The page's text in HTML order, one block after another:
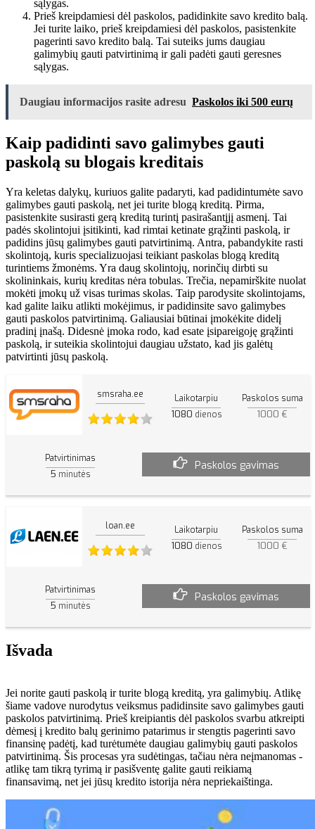
sąlygas.
Prieš kreipdamiesi dėl paskolos, padidinkite savo kredito balą.
Jei turite laiko, prieš kreipdamiesi dėl paskolos, pasistenkite
pagerinti savo kredito balą. Tai suteiks jums daugiau
galimybių gauti patvirtinimą ir gali padėti gauti geresnes
sąlygas.
Daugiau informacijos rasite adresu Paskolos iki 500 eurų
Kaip padidinti savo galimybes gauti
paskolą su blogais kreditais
Yra keletas dalykų, kuriuos galite padaryti, kad padidintumėte savo
galimybes gauti paskolą, net jei turite blogą kreditą. Pirma,
pasistenkite susirasti gerą kreditą turintį pasirašantįjį asmenį. Tai
padės skolintojui įsitikinti, kad rimtai ketinate grąžinti paskolą, ir
padidins jūsų galimybes gauti patvirtinimą. Antra, pabandykite rasti
skolintoją, kuris specializuojasi teikiant paskolas blogą kreditą
turintiems žmonėms. Yra daug skolintojų, norinčių dirbti su
skolininkais, kurių kreditas nėra tobulas. Trečia, nepamirškite nuolat
mokėti įmokų už visas turimas skolas. Taip parodysite skolintojams,
kad galite laiku atlikti mokėjimus, ir padidinsite savo galimybes
gauti paskolos patvirtinimą. Galiausiai būtinai įmokėkite didelį
pradinį įnašą. Didesnė įmoka rodo, kad esate įsipareigoję grąžinti
paskolą, ir suteikia skolintojui daugiau užstato, kad jis galėtų
patvirtinti jūsų paskolą.
smsraha.ee Laikotarpiu
1080 dienos
Paskolos suma
1000 €
Patvirtinimas
5 minutės
Paskolos gavimas
loan.ee Laikotarpiu
1080 dienos
Paskolos suma
1000 €
Patvirtinimas
5 minutės
Paskolos gavimas
Išvada
Jei norite gauti paskolą ir turite blogą kreditą, yra galimybių. Atlikę
šiame vadove nurodytus veiksmus padidinsite savo galimybes gauti
paskolos patvirtinimą. Prieš kreipiantis dėl paskolos svarbu atkreipti
dėmesį į kredito balų gerinimo patarimus ir stengtis pagerinti savo
finansinę padėtį, kad turėtumėte daugiau galimybių gauti paskolos
patvirtinimą. Šis procesas yra sudėtingas, tačiau nėra neįmanomas -
atlikę tam tikrą tyrimą ir pasišventę galite gauti reikiamą
finansavimą, net jei jūsų kredito istorija nėra nepriekaištinga.